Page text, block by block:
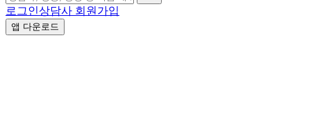
로그인상담사 회원가입
앱 다운로드